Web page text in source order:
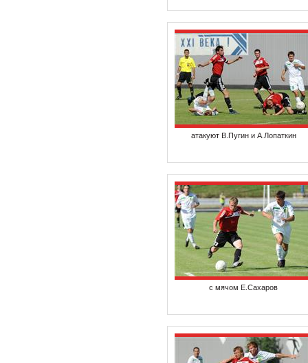
атакуют В.Пугин и А.Лопаткин
с мячом Е.Сахаров